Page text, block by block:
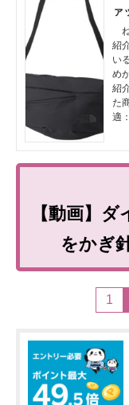
ァ
紹
い
め
紹
た
適
【動画】
をかぎ
1